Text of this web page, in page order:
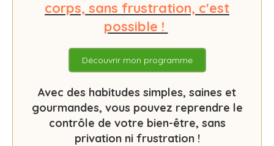
corps, sans frustration, c'est
possible !
Découvrir mon programme
Avec des habitudes simples, saines et
gourmandes, vous pouvez reprendre le
contrôle de votre bien-être, sans
privation ni frustration !